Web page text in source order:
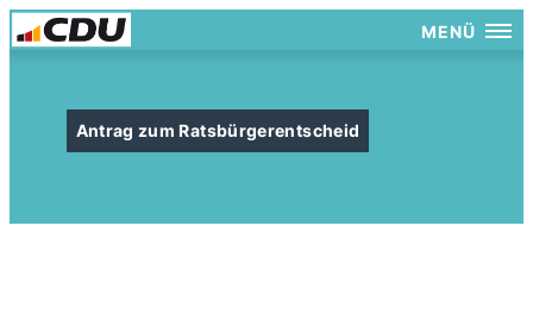
MENÜ
Antrag zum Ratsbürgerentscheid